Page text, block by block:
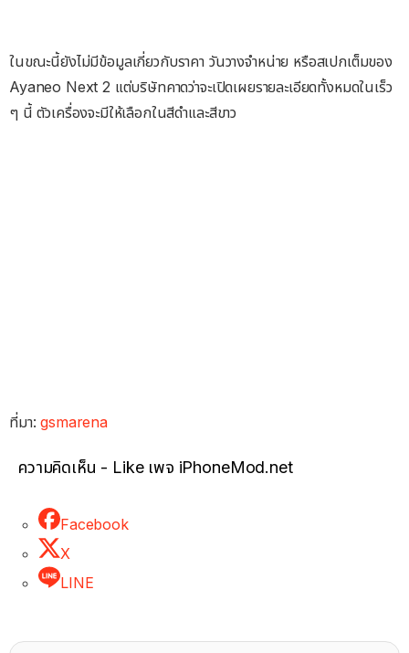
ในขณะนี้ยังไม่มีข้อมูลเกี่ยวกับราคา วันวางจำหน่าย หรือสเปกเต็มของ
Ayaneo Next 2 แต่บริษัทคาดว่าจะเปิดเผยรายละเอียดทั้งหมดในเร็ว
ๆ นี้ ตัวเครื่องจะมีให้เลือกในสีดำและสีขาว
ที่มา:gsmarena
ความคิดเห็น - Like เพจ iPhoneMod.net
Facebook
X
LINE